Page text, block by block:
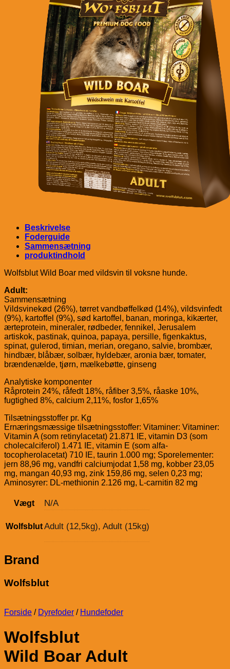
Beskrivelse
Foderguide
Sammensætning
produktindhold
Wolfsblut Wild Boar med vildsvin til voksne hunde.
Adult:
Sammensætning
Vildsvinekød (26%), tørret vandbøffelkød (14%), vildsvinfedt
(9%), kartoffel (9%), sød kartoffel, banan, moringa, kikærter,
ærteprotein, mineraler, rødbeder, fennikel, Jerusalem
artiskok, pastinak, quinoa, papaya, persille, figenkaktus,
spinat, gulerod, timian, merian, oregano, salvie, brombær,
hindbær, blåbær, solbær, hyldebær, aronia bær, tomater,
brændenælde, tjørn, mælkebøtte, ginseng
Analytiske komponenter
Råprotein 24%, råfedt 18%, råfiber 3,5%, råaske 10%,
fugtighed 8%, calcium 2,11%, fosfor 1,65%
Tilsætningsstoffer pr. Kg
Ernæringsmæssige tilsætningsstoffer: Vitaminer: Vitaminer:
Vitamin A (som retinylacetat) 21.871 IE, vitamin D3 (som
cholecalciferol) 1.471 IE, vitamin E (som alfa-
tocopherolacetat) 710 IE, taurin 1.000 mg; Sporelementer:
jern 88,96 mg, vandfri calciumjodat 1,58 mg, kobber 23,05
mg, mangan 40,93 mg, zink 159,86 mg, selen 0,23 mg;
Aminosyrer: DL-methionin 2.126 mg, L-carnitin 82 mg
Vægt N/A
WolfsblutAdult (12,5kg), Adult (15kg)
Brand
Wolfsblut
Forside / Dyrefoder / Hundefoder
Wolfsblut
Wild Boar Adult